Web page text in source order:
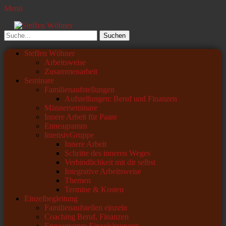
Menü
Steffen Wöhner
Lehrer und Seminarleiter
Suchen
nach:
Primäres
Zum
Steffen Wöhner
Arbeitsweise
Zusammenarbeit
Seminare
Familienaufstellungen
Aufstellungen: Beruf und Finanzen
Männerseminare
Innere Arbeit für Paare
Enneagramm
IntensivGruppe
Innere Arbeit
Schritte des inneren Weges
Verbindlichkeit mit dir selbst
Integrative Arbeitsweise
Themen
Termine & Kosten
Einzelbegleitung
Familienaufstellen einzeln
Coaching Beruf, Finanzen